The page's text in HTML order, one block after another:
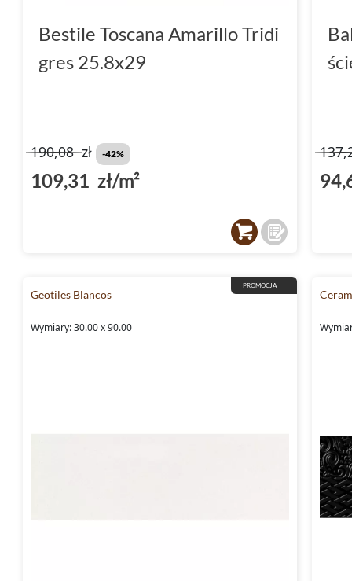
Bestile Toscana Amarillo Tridi
gres 25.8x29
190,08zł -42%
109,31 zł/m²
PROMOCJA
Geotiles Blancos
Wymiary: 30.00 x 90.00